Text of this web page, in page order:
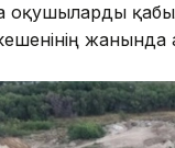
оқушыларды